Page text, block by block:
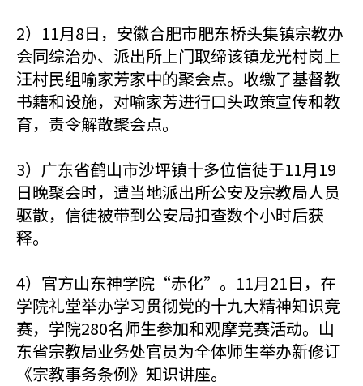
2）11月8日，安徽合肥市肥东桥头集镇宗教办
会同综治办、派出所上门取缔该镇龙光村岗上
汪村民组喻家芳家中的聚会点。收缴了基督教
书籍和设施，对喻家芳进行口头政策宣传和教
育，责令解散聚会点。
3）广东省鹤山市沙坪镇十多位信徒于11月19
日晚聚会时，遭当地派出所公安及宗教局人员
驱散，信徒被带到公安局扣查数个小时后获
释。
4）官方山东神学院“赤化”。11月21日，在
学院礼堂举办学习贯彻党的十九大精神知识竞
赛，学院280名师生参加和观摩竞赛活动。山
东省宗教局业务处官员为全体师生举办新修订
《宗教事务条例》知识讲座。